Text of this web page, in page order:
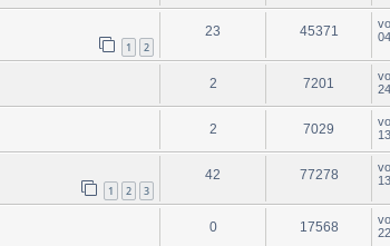
1 2
23 45371
2 7201
2 7029
1 2 3
42 77278
0 17568